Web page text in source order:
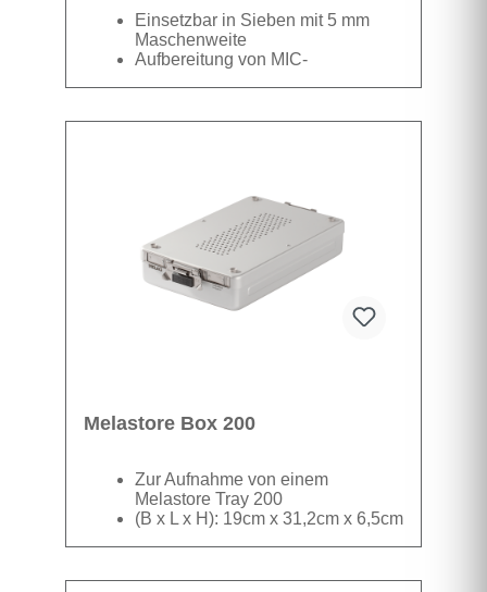
Ø von 4mm
Einsetzbar in Sieben mit 5 mm
Maschenweite
Aufbereitung von MIC-
Instrumentarium
Melastore Box 200
Zur Aufnahme von einem
Melastore Tray 200
(B x L x H): 19cm x 31,2cm x 6,5cm